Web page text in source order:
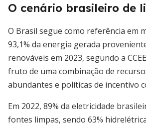
O cenário brasileiro de
O Brasil segue como referência em
93,1% da energia gerada
renováveis em 2023, segundo a
fruto de uma combinação de
abundantes e políticas de incentivo
Em 2022, 89% da eletricidade
fontes limpas, sendo 63%